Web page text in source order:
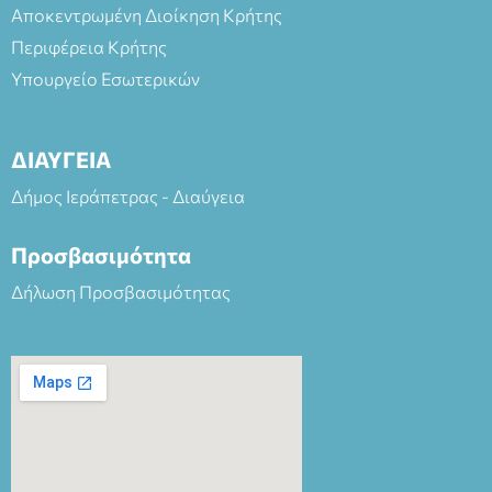
Αποκεντρωμένη Διοίκηση Κρήτης
Περιφέρεια Κρήτης
Υπουργείο Εσωτερικών
ΔΙΑΥΓΕΙΑ
Δήμος Ιεράπετρας - Διαύγεια
Προσβασιμότητα
Δήλωση Προσβασιμότητας